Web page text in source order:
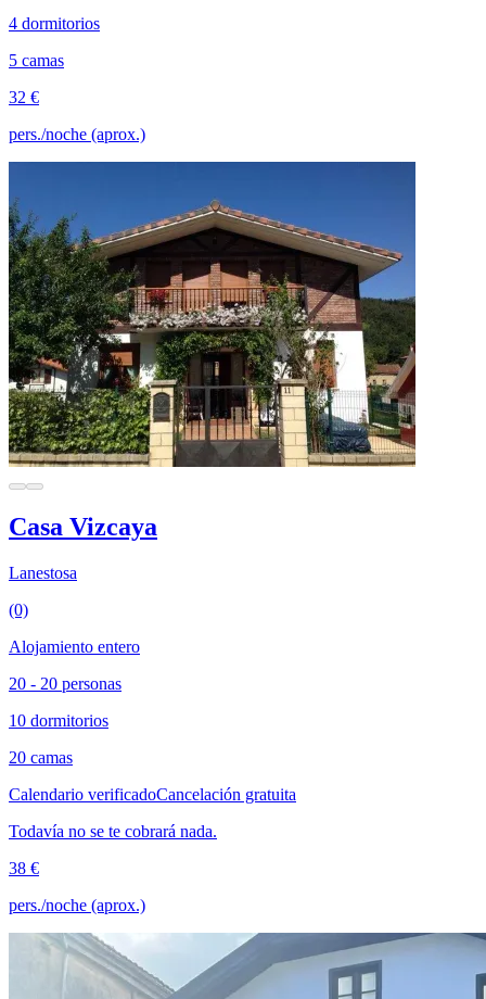
4 dormitorios
5 camas
32 €
pers./noche (aprox.)
Casa Vizcaya
Lanestosa
(0)
Alojamiento entero
20 - 20 personas
10 dormitorios
20 camas
Calendario verificadoCancelación gratuita
Todavía no se te cobrará nada.
38 €
pers./noche (aprox.)